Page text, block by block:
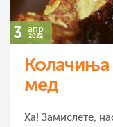
3 апр
2022
Колачиња
мед
Ха! Замислете,